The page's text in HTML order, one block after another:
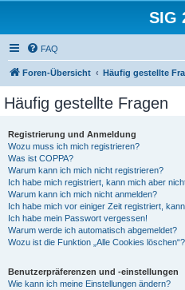
SIG
FAQ
Foren-Übersicht Häufig gestellte
Häufig gestellte Fragen
Registrierung und Anmeldung
Wozu muss ich mich registrieren?
Was ist COPPA?
Warum kann ich mich nicht registrieren?
Ich habe mich registriert, kann mich aber
Warum kann ich mich nicht anmelden?
Ich habe mich vor einiger Zeit registriert,
Ich habe mein Passwort vergessen!
Warum werde ich automatisch abgemeldet?
Wozu ist die Funktion „Alle Cookies löschen“?
Benutzerpräferenzen und -einstellungen
Wie kann ich meine Einstellungen ändern?